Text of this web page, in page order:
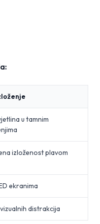
u tamnim
izloženost plavom
ekranima
distrakcija